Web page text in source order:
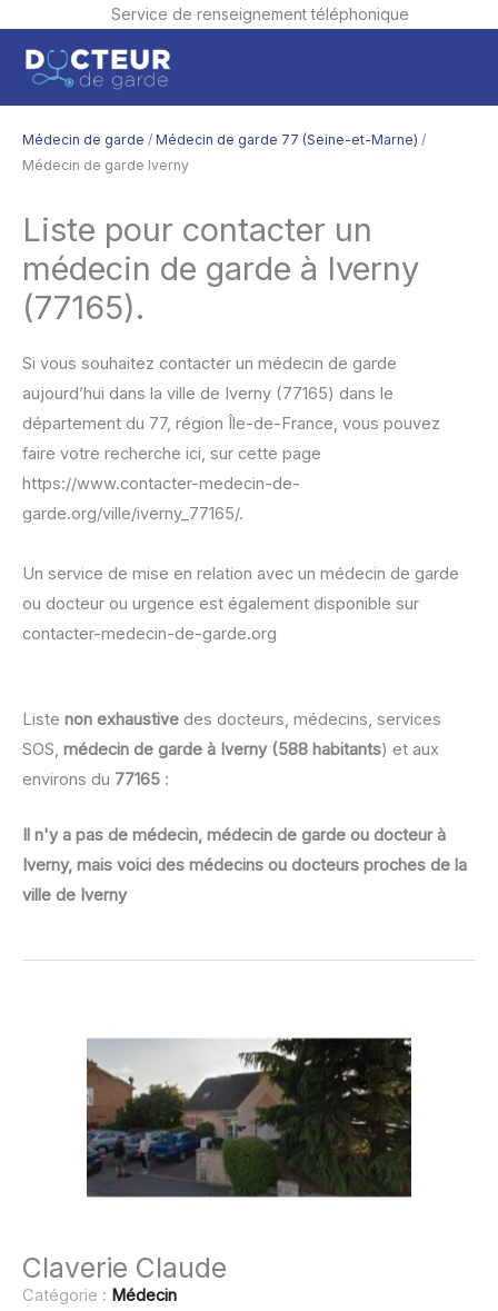
Service de renseignement téléphonique
contenu
Médecin de garde / Médecin de garde 77 (Seine-et-Marne) /
Médecin de garde Iverny
Liste pour contacter un
médecin de garde à Iverny
(77165).
Si vous souhaitez contacter un médecin de garde
aujourd’hui dans la ville de Iverny (77165) dans le
département du 77, région Île-de-France, vous pouvez
faire votre recherche ici, sur cette page
https://www.contacter-medecin-de-
garde.org/ville/iverny_77165/.
Un service de mise en relation avec un médecin de garde
ou docteur ou urgence est également disponible sur
contacter-medecin-de-garde.org
Liste non exhaustive des docteurs, médecins, services
SOS, médecin de garde à Iverny (588 habitants) et aux
environs du 77165 :
Il n'y a pas de médecin, médecin de garde ou docteur à
Iverny, mais voici des médecins ou docteurs proches de la
ville de Iverny
Claverie Claude
Catégorie : Médecin